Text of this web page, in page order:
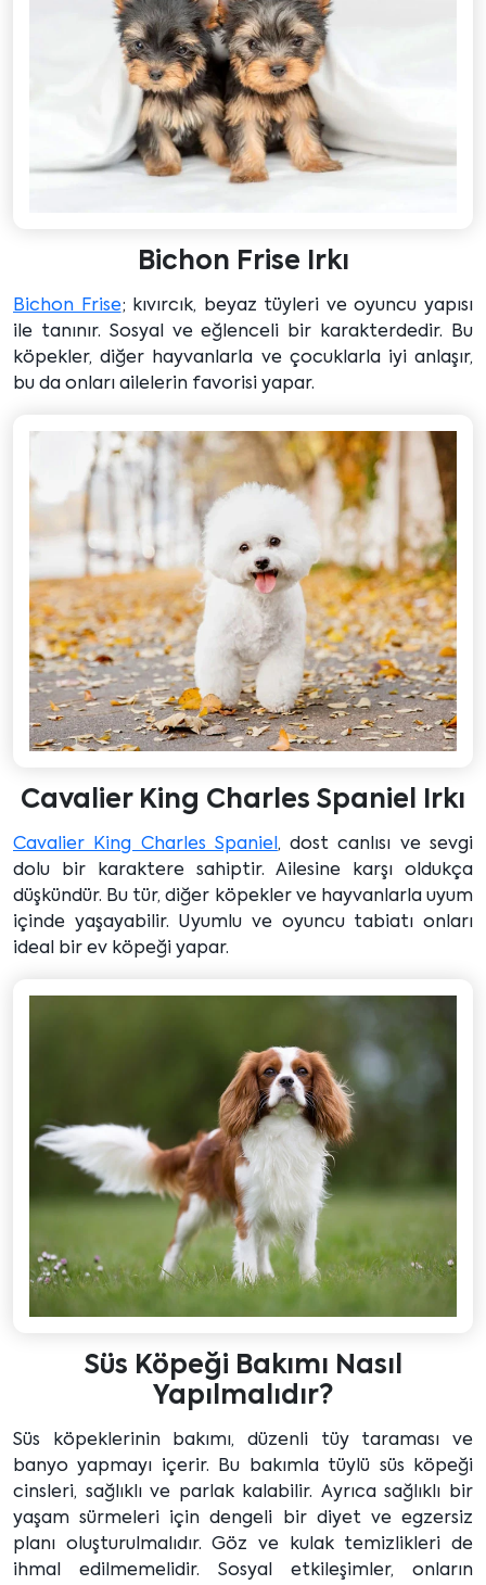
Bichon Frise Irkı
Bichon Frise; kıvırcık, beyaz tüyleri ve oyuncu yapısı
ile tanınır. Sosyal ve eğlenceli bir karakterdedir. Bu
köpekler, diğer hayvanlarla ve çocuklarla iyi anlaşır,
bu da onları ailelerin favorisi yapar.
Cavalier King Charles Spaniel Irkı
Cavalier King Charles Spaniel, dost canlısı ve sevgi
dolu bir karaktere sahiptir. Ailesine karşı oldukça
düşkündür. Bu tür, diğer köpekler ve hayvanlarla uyum
içinde yaşayabilir. Uyumlu ve oyuncu tabiatı onları
ideal bir ev köpeği yapar.
Süs Köpeği Bakımı Nasıl
Yapılmalıdır?
Süs köpeklerinin bakımı, düzenli tüy taraması ve
banyo yapmayı içerir. Bu bakımla tüylü süs köpeği
cinsleri, sağlıklı ve parlak kalabilir. Ayrıca sağlıklı bir
yaşam sürmeleri için dengeli bir diyet ve egzersiz
planı oluşturulmalıdır. Göz ve kulak temizlikleri de
ihmal edilmemelidir. Sosyal etkileşimler, onların